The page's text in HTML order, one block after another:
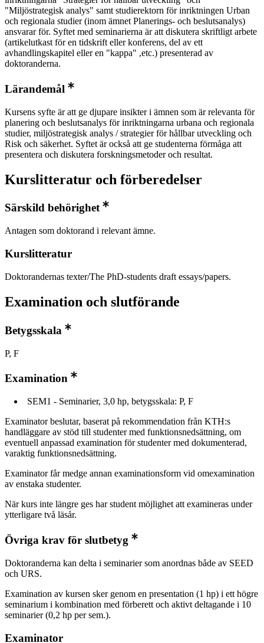
"Miljöstrategisk analys" samt studierektorn för inriktningen Urban
och regionala studier (inom ämnet Planerings- och beslutsanalys)
ansvarar för. Syftet med seminarierna är att diskutera skriftligt arbete
(artikelutkast för en tidskrift eller konferens, del av ett
avhandlingskapitel eller en "kappa" ,etc.) presenterad av
doktoranderna.
Lärandemål
Kursens syfte är att ge djupare insikter i ämnen som är relevanta för
planering och beslutsanalys för inriktningarna urbana och regionala
studier, miljöstrategisk analys / strategier för hållbar utveckling och
Risk och säkerhet. Syftet är också att ge studenterna förmåga att
presentera och diskutera forskningsmetoder och resultat.
Kurslitteratur och förberedelser
Särskild behörighet
Antagen som doktorand i relevant ämne.
Kurslitteratur
Doktorandernas texter/The PhD-students draft essays/papers.
Examination och slutförande
Betygsskala
P, F
Examination
SEM1 - Seminarier, 3,0 hp, betygsskala: P, F
Examinator beslutar, baserat på rekommendation från KTH:s
handläggare av stöd till studenter med funktionsnedsättning, om
eventuell anpassad examination för studenter med dokumenterad,
varaktig funktionsnedsättning.
Examinator får medge annan examinationsform vid omexamination
av enstaka studenter.
När kurs inte längre ges har student möjlighet att examineras under
ytterligare två läsår.
Övriga krav för slutbetyg
Doktoranderna kan delta i seminarier som anordnas både av SEED
och URS.
Examination av kursen sker genom en presentation (1 hp) i ett högre
seminarium i kombination med förberett och aktivt deltagande i 10
seminarier (0,2 hp per sem.).
Examinator